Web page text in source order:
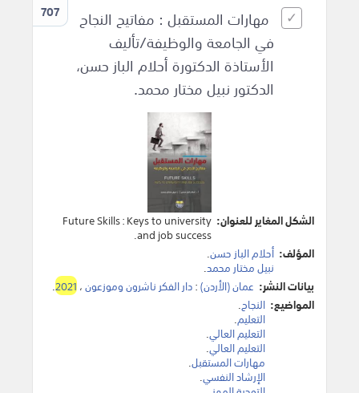
707
مهارات المستقبل : مفاتيح النجاح
في الجامعة والوظيفة/تأليف
الأستاذة الدكتورة أحلام الباز حسن،
الدكتور نبيل مختار محمد.
الشكل المغاير للعنوان: Future Skills : Keys to university
and job success.
المؤلف: أحلام الباز حسن.
نبيل مختار محمد.
بيانات النشر: عمان (الأردن):دار الفكر ناشرون وموزعون،2021
.
المواضيع: النجاح.
التعليم.
التعليم العالي.
التعليم العالي.
مهارات المستقبل.
الإرشاد النفسي.